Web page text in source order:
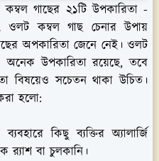
গাছের ২১টি উপকারিতা -
কম্বল গাছ চেনার উপায়
অপকারিতা জেনে নেই। ওলট
উপকারিতা রয়েছে, তবে
বিষয়েও সচেতন থাকা উচিত।
হলো:
কিছু ব্যক্তির অ্যালার্জি
র‌্যাশ বা চুলকানি।